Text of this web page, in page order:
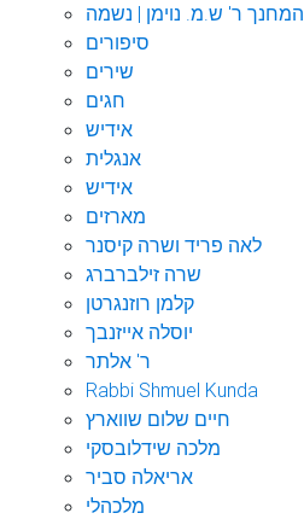
המחנך ר' ש.מ. נוימן | נשמה
סיפורים
שירים
חגים
אידיש
אנגלית
אידיש
מארזים
לאה פריד ושרה קיסנר
שרה זילברברג
קלמן רוזנגרטן
יוסלה אייזנבך
ר' אלתר
Rabbi Shmuel Kunda
חיים שלום שווארץ
מלכה שידלובסקי
אריאלה סביר
מלכהלי